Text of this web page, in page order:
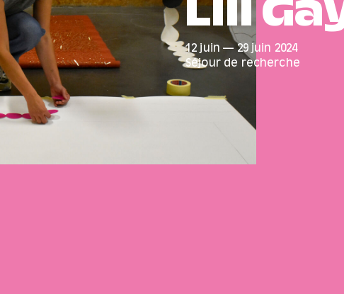
12 juin —29 juin 2024
Séjour de recherche